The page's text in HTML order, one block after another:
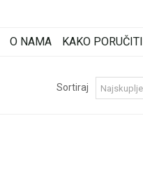
O NAMA KAKO PORUČITI
Sortiraj